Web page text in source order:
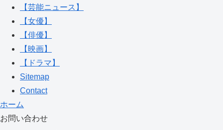
【芸能ニュース】
【女優】
【俳優】
【映画】
【ドラマ】
Sitemap
Contact
ホーム
お問い合わせ